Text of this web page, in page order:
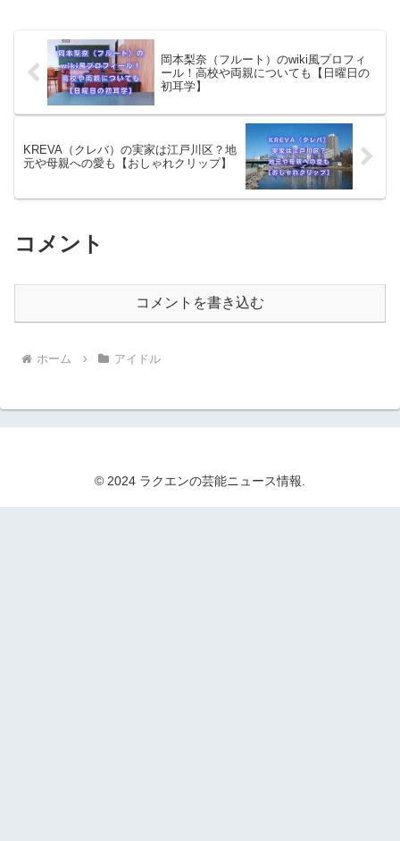
岡本梨奈（フルート）のwiki風プロフィ
ール！高校や両親についても【日曜日の
初耳学】
KREVA（クレバ）の実家は江戸川区？地
元や母親への愛も【おしゃれクリップ】
コメント
コメントを書き込む
ホーム アイドル
© 2024 ラクエンの芸能ニュース情報.